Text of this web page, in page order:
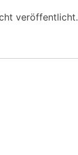
veröffentlicht.